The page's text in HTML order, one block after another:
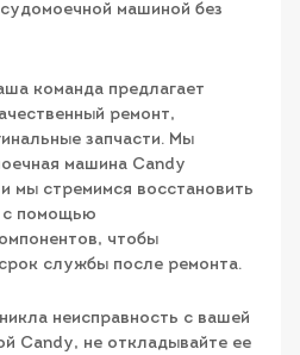
машиной без
команда предлагает
ремонт,
запчасти. Мы
машина Candy
мы стремимся восстановить
с помощью
чтобы
службы после ремонта.
неисправность с вашей
Candy, не откладывайте ее